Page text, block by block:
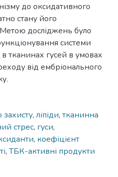
до оксидативного
стану його
досліджень було
системи
тканинах гусей в умовах
від ембріонального
захисту, ліпіди, тканинна
стрес, гуси,
, коефіцієнт
,ТБК-активні продукти